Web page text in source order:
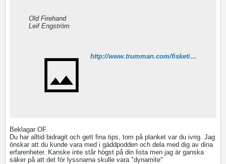
Old Firehand
Leif Engström
http://www.trumman.com/fisketips.htm
Beklagar OF.
Du har alltid bidragit och gett fina tips, tom på planket var du ivrig. Jag
önskar att du kunde vara med i gäddpodden och dela med dig av dina
erfarenheter. Kanske inte står högst på din lista men jag är ganska
säker på att det för lyssnarna skulle vara "dynamite"